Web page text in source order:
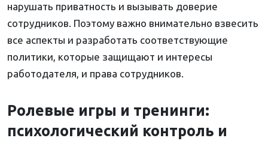
нарушать приватность и вызывать доверие
сотрудников. Поэтому важно внимательно взвесить
все аспекты и разработать соответствующие
политики, которые защищают и интересы
работодателя, и права сотрудников.
Ролевые игры и тренинги:
психологический контроль и